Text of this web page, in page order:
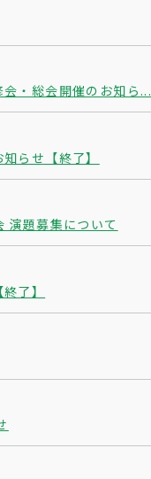
・総会開催のお知ら...
らせ【終了】
演題募集について
了】